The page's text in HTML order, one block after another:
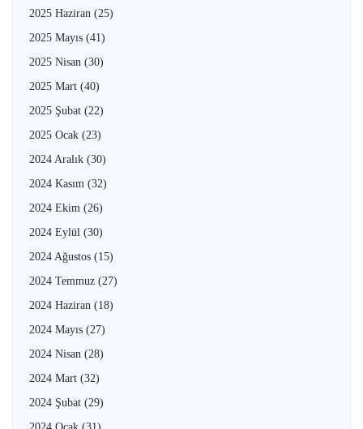
2025 Haziran (25)
2025 Mayıs (41)
2025 Nisan (30)
2025 Mart (40)
2025 Şubat (22)
2025 Ocak (23)
2024 Aralık (30)
2024 Kasım (32)
2024 Ekim (26)
2024 Eylül (30)
2024 Ağustos (15)
2024 Temmuz (27)
2024 Haziran (18)
2024 Mayıs (27)
2024 Nisan (28)
2024 Mart (32)
2024 Şubat (29)